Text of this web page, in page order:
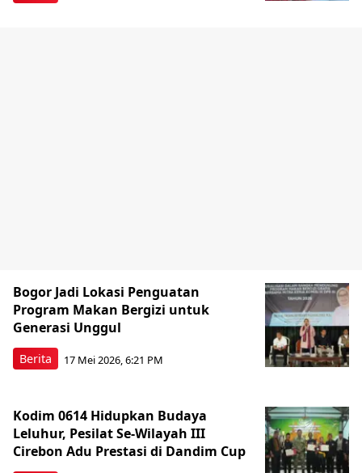
Berita
Bogor Jadi Lokasi Penguatan
Program Makan Bergizi untuk
Generasi Unggul
17 Mei 2026, 6:21 PM
Kodim 0614 Hidupkan Budaya
Leluhur, Pesilat Se-Wilayah III
Cirebon Adu Prestasi di Dandim Cup